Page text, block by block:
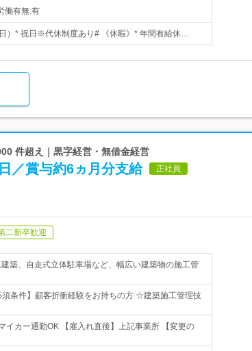
働有無:有
）* 祝日※代休制度あり# 《休暇》* 年間有給休…
件超え｜黒字経営・無借金経営
／賞与約6ヵ月分支給 正社員
二新卒歓迎
築、自走式立体駐車場など、幅広い建築物の施工管
条件】顧客折衝経験をお持ちの方 ☆建築施工管理技
カー通勤OK 【雇入れ直後】上記事業所 【変更の